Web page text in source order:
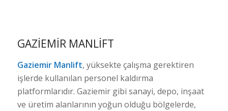
GAZIEMIR MANLIFT
Gaziemir Manlift, yüksekte çalışma gerektiren
işlerde kullanılan personel kaldırma
platformlarıdır. Gaziemir gibi sanayi, depo, inşaat
ve üretim alanlarının yoğun olduğu bölgelerde,